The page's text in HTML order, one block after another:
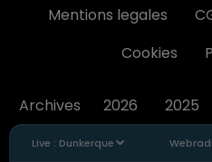
Live : Dunkerque
Mentions legales
Cookies
Archives 2026 2025